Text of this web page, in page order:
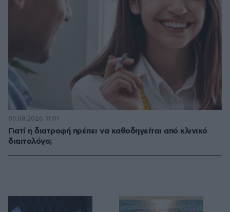
Γιατί η διατροφή πρέπει να καθοδηγείται από κλινικό
διαιτολόγο;
05.08.2026, 11:01